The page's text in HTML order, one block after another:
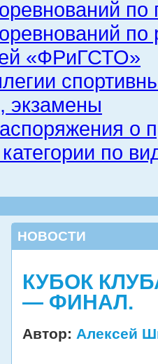
по
по
«ФРиГСТО»
экзамены
о
по
НОВОСТИ
КУБОК
— ФИНАЛ.
Автор: Алексей